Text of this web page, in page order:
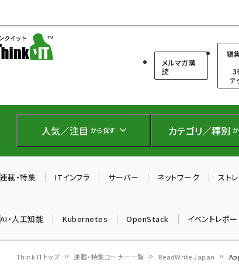
メルマガ購
読
編
3
テ
人気／注目 から探す カテゴリ／種別
連載・特集 ITインフラ サーバー ネットワーク スト
AI・人工知能 Kubernetes OpenStack イベントレポー
Think ITトップ 連載・特集コーナー一覧 ReadWrite Japan